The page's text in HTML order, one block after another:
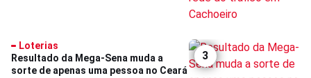
3
Loterias
Resultado da Mega-Sena muda a
sorte de apenas uma pessoa no Ceará